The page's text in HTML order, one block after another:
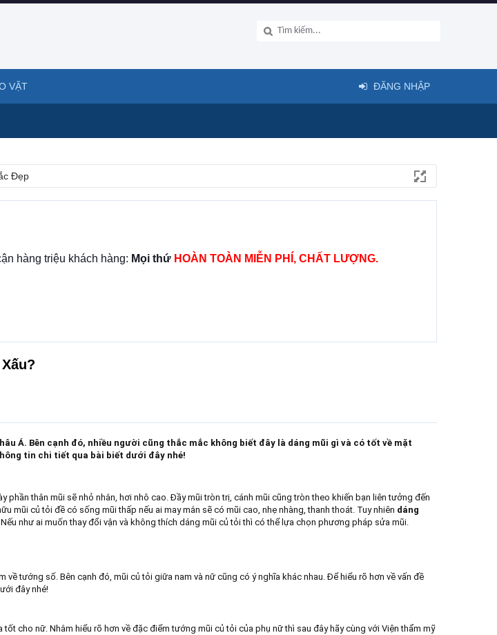
Đẹp
hàng triệu khách hàng: Mọi thứ HOÀN TOÀN MIỄN PHÍ, CHẤT LƯỢNG.
Á. Bên cạnh đó, nhiều người cũng thắc mắc không biết đây là dáng mũi gì và có tốt về mặt
tin chi tiết qua bài biết dưới đây nhé!
phần thân mũi sẽ nhỏ nhắn, hơi nhô cao. Đầy mũi tròn trị, cánh mũi cũng tròn theo khiến bạn liên tưởng đến
mũi củ tỏi đề có sống mũi thấp nếu ai may mắn sẽ có mũi cao, nhẹ nhàng, thanh thoát. Tuy nhiên dáng
như ai muốn thay đổi vận và không thích dáng mũi củ tỏi thì có thể lựa chọn phương pháp sửa mũi.
tướng số. Bên cạnh đó, mũi củ tỏi giữa nam và nữ cũng có ý nghĩa khác nhau. Để hiểu rõ hơn về vấn đề
đây nhé!
cho nữ. Nhằm hiểu rõ hơn về đặc điểm tướng mũi củ tỏi của phụ nữ thì sau đây hãy cùng với Viện thẩm mỹ
VẶT ĐĂNG NHẬP